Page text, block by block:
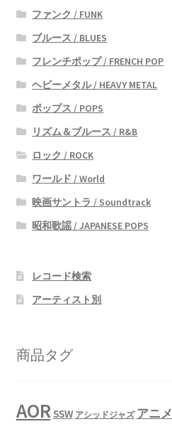
ファンク / FUNK
ブルース / BLUES
フレンチポップ / FRENCH POP
ヘビーメタル / HEAVY METAL
ポップス / POPS
リズム＆ブルース / R&B
ロック / ROCK
ワールド / World
映画サントラ / Soundtrack
昭和歌謡 / JAPANESE POPS
レコード検索
アーティスト別
商品タグ
AORSSW アシッドジャズ アニメ